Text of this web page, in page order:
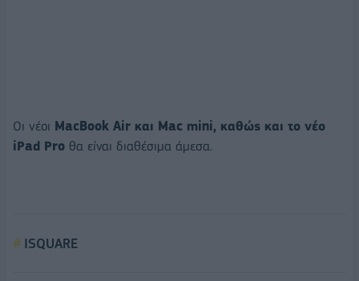
Οι νέοι MacBook Air και Mac mini, καθώς και το νέο
iPad Pro θα είναι διαθέσιμα άμεσα.
ISQUARE